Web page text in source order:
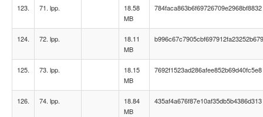
123. 71. lpp.
18.58
MB
784faca863b6f69726709e2968bf8832
124. 72. lpp.
18.11
MB
b996c67c7905cbf697912fa23252b679
125. 73. lpp.
18.15
MB
7692f1523ad286afee852b69d40fc5e8
126. 74. lpp.
18.84
MB
435af4a676f87e10af35db5b4386d313